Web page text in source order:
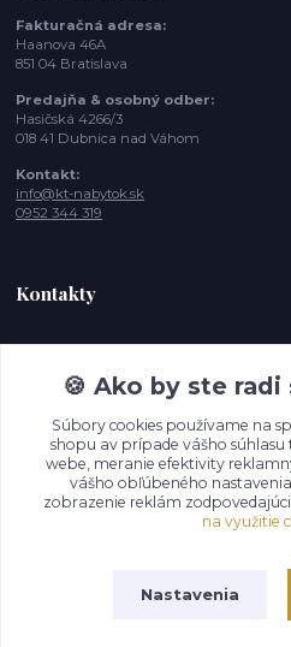
Fakturačná adresa:
Haanova 46A
851 04 Bratislava
Predajňa & osobný odber:
Hasičská 4266/3
018 41 Dubnica nad Váhom
Kontakt:
info@kt-nabytok.sk
0952 344 319
Kontakty
+421 952 344 319
(Po-Pia - 10:00 -15:00
info@kt-nabytok.sk
🍪 Ako by ste
Súbory cookies používame na
shopu av prípade vášho súhlasu
webe, meranie efektivity
vášho obľúbeného
zobrazenie reklám
na využitie
Nastavenia